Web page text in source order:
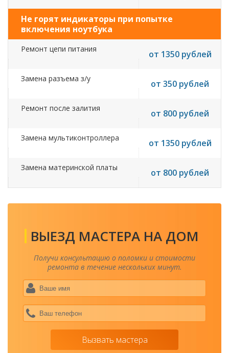
Не горят индикаторы при попытке
включения ноутбука
Ремонт цепи питания от 1350 рублей
Замена разъема з/у от 350 рублей
Ремонт после залития от 800 рублей
Замена мультиконтроллера от 1350 рублей
Замена материнской платы от 800 рублей
ВЫЕЗД МАСТЕРА НА ДОМ
Получи консультацию о поломки и стоимости
ремонта в течение нескольких минут.
Вызвать мастера